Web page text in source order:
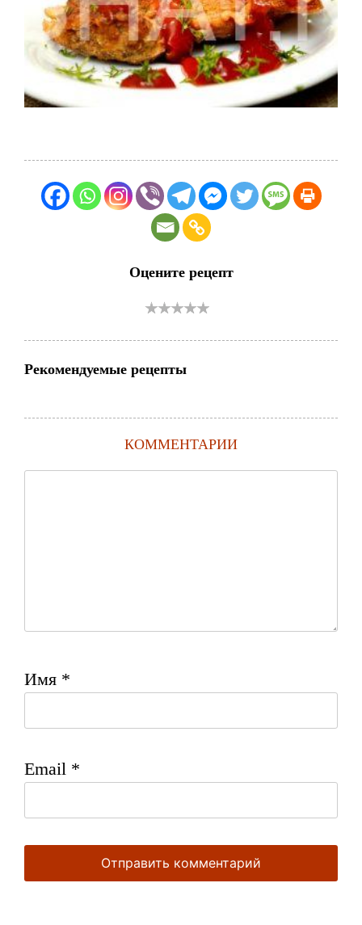
Оцените рецепт
Рекомендуемые рецепты
КОММЕНТАРИИ
Имя *
Email *